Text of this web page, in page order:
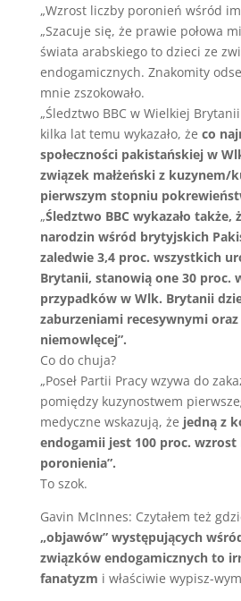
„Wzrost liczby poronień wśród
„Szacuje się, że prawie połowa
świata arabskiego to dzieci ze
endogamicznych. Znakomity
mnie zszokowało.
„Śledztwo BBC w Wielkiej
kilka lat temu wykazało, że co
społeczności pakistańskiej w
związek małżeński z kuzynem/
pierwszym stopniu
„Śledztwo BBC wykazało także,
narodzin wśród brytyjskich
zaledwie 3,4 proc. wszystkich
Brytanii, stanowią one 30 proc.
przypadków w Wlk. Brytanii
zaburzeniami recesywnymi
niemowlęcej”.
Co do chuja?
„Poseł Partii Pracy wzywa do
pomiędzy kuzynostwem
medyczne wskazują, że jedną z
endogamii jest 100 proc. wzrost
poronienia”.
To szok.
Gavin McInnes: Czytałem też
„objawów” występujących
związków endogamicznych to
fanatyzm i właściwie wypisz-